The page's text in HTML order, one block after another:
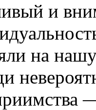
и
на